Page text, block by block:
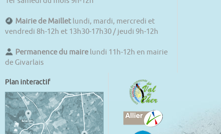
Mairie de Maillet lundi, mardi, mercredi et
vendredi 8h-12h et 13h30-17h30 / jeudi 9h-12h
Permanence du maire lundi 11h-12h en mairie
de Givarlais
Plan interactif